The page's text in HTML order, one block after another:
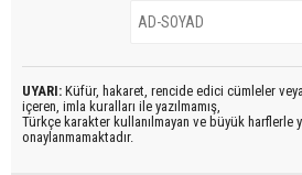
UYARI: Küfür, hakaret, rencide edici cümleler
içeren, imla kuralları ile yazılmamış,
Türkçe karakter kullanılmayan ve büyük harflerle
onaylanmamaktadır.